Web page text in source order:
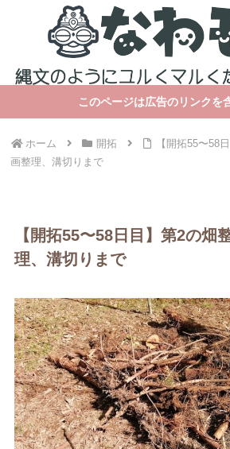
このページは広告のリンクを
ホーム 開拓
【開拓55〜58
画整理、溝切りまで
【開拓55〜58日目】第2の畑
理、溝切りまで